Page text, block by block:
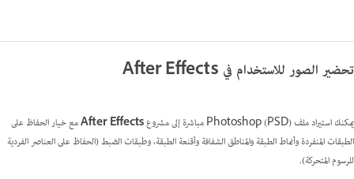
تحضير الصور للاستخدام في After Effects
يمكنك استيراد ملف Photoshop ‪(PSD)‬ مباشرة إلى مشروع After Effectsمع خيار الحفاظ على
الطبقات المنفردة وأنماط الطبقة والمناطق الشفافة وأقنعة الطبقة، وطبقات الضبط (الحفاظ على العناصر الفردية
للرسوم المتحركة).